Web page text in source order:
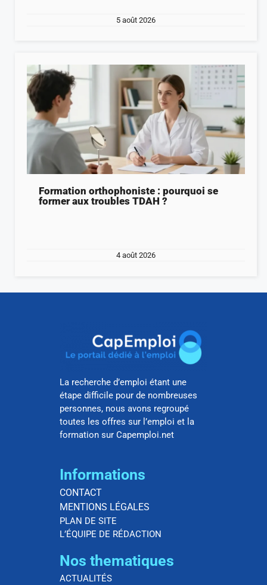
5 août 2026
Formation orthophoniste : pourquoi se
former aux troubles TDAH ?
4 août 2026
La recherche d’emploi étant une
étape difficile pour de nombreuses
personnes, nous avons regroupé
toutes les offres sur l’emploi et la
formation sur Capemploi.net
Informations
CONTACT
MENTIONS LÉGALES
PLAN DE SITE
L’ÉQUIPE DE RÉDACTION
Nos thematiques
ACTUALITÉS